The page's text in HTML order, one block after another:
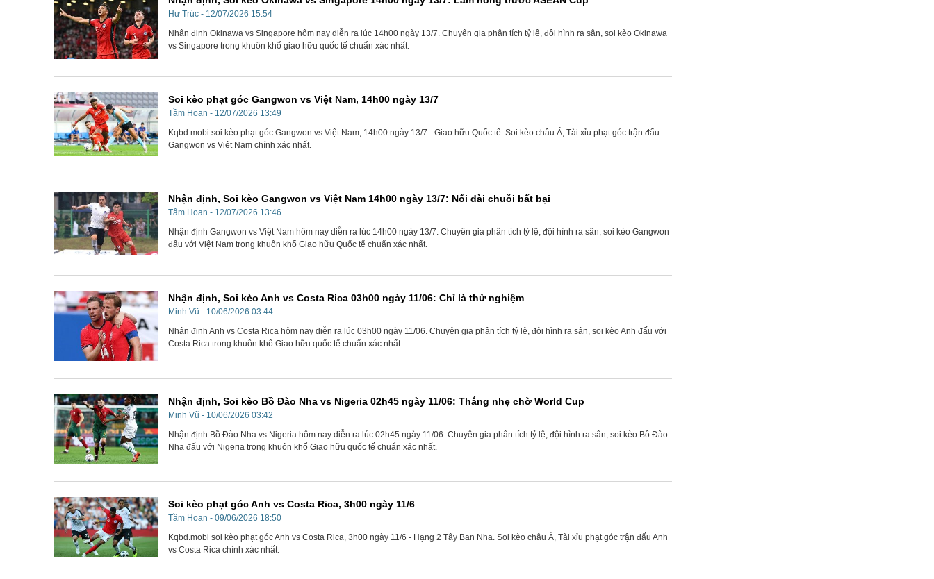
Hư Trúc - 12/07/2026 15:54
Nhận định Okinawa vs Singapore hôm nay diễn ra lúc 14h00 ngày 13/7. Chuyên gia phân tích tỷ lệ, đội hình ra sân, soi kèo Okinawa
vs Singapore trong khuôn khổ giao hữu quốc tế chuẩn xác nhất.
Soi kèo phạt góc Gangwon vs Việt Nam, 14h00 ngày 13/7
Tầm Hoan - 12/07/2026 13:49
Kqbd.mobi soi kèo phạt góc Gangwon vs Việt Nam, 14h00 ngày 13/7 - Giao hữu Quốc tế. Soi kèo châu Á, Tài xỉu phạt góc trận đấu
Gangwon vs Việt Nam chính xác nhất.
Nhận định, Soi kèo Gangwon vs Việt Nam 14h00 ngày 13/7: Nối dài chuỗi bất bại
Tầm Hoan - 12/07/2026 13:46
Nhận định Gangwon vs Việt Nam hôm nay diễn ra lúc 14h00 ngày 13/7. Chuyên gia phân tích tỷ lệ, đội hình ra sân, soi kèo Gangwon
đấu với Việt Nam trong khuôn khổ Giao hữu Quốc tế chuẩn xác nhất.
Nhận định, Soi kèo Anh vs Costa Rica 03h00 ngày 11/06: Chỉ là thử nghiệm
Minh Vũ - 10/06/2026 03:44
Nhận định Anh vs Costa Rica hôm nay diễn ra lúc 03h00 ngày 11/06. Chuyên gia phân tích tỷ lệ, đội hình ra sân, soi kèo Anh đấu với
Costa Rica trong khuôn khổ Giao hữu quốc tế chuẩn xác nhất.
Nhận định, Soi kèo Bồ Đào Nha vs Nigeria 02h45 ngày 11/06: Thắng nhẹ chờ World Cup
Minh Vũ - 10/06/2026 03:42
Nhận định Bồ Đào Nha vs Nigeria hôm nay diễn ra lúc 02h45 ngày 11/06. Chuyên gia phân tích tỷ lệ, đội hình ra sân, soi kèo Bồ Đào
Nha đấu với Nigeria trong khuôn khổ Giao hữu quốc tế chuẩn xác nhất.
Soi kèo phạt góc Anh vs Costa Rica, 3h00 ngày 11/6
Tầm Hoan - 09/06/2026 18:50
Kqbd.mobi soi kèo phạt góc Anh vs Costa Rica, 3h00 ngày 11/6 - Hạng 2 Tây Ban Nha. Soi kèo châu Á, Tài xỉu phạt góc trận đấu Anh
vs Costa Rica chính xác nhất.